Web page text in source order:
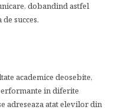
dobandind astfel
succes.
academice deosebite,
in diferite
adreseaza atat elevilor din